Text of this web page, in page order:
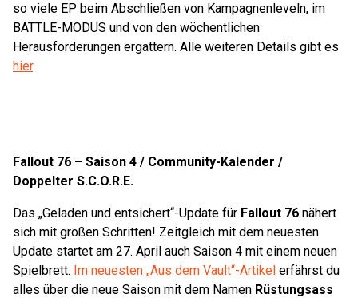
so viele EP beim Abschließen von Kampagnenleveln, im
BATTLE-MODUS und von den wöchentlichen
Herausforderungen ergattern. Alle weiteren Details gibt es
hier.
Fallout 76 – Saison 4 / Community-Kalender /
Doppelter S.C.O.R.E.
Das „Geladen und entsichert“-Update für Fallout 76 nähert
sich mit großen Schritten! Zeitgleich mit dem neuesten
Update startet am 27. April auch Saison 4 mit einem neuen
Spielbrett. Im neuesten „Aus dem Vault“-Artikel erfährst du
alles über die neue Saison mit dem Namen Rüstungsass